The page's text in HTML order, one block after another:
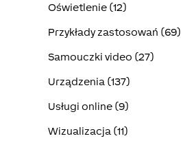
Oświetlenie (12)
Przykłady zastosowań (69)
Samouczki video (27)
Urządzenia (137)
Usługi online (9)
Wizualizacja (11)